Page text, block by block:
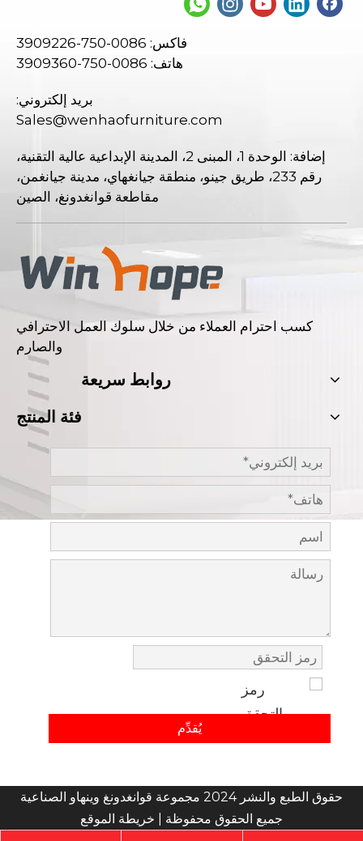
فاكس: 0086-750-3909226
هاتف: 0086-750-3909360
بريد إلكتروني:
Sales@wenhaofurniture.com
إضافة: الوحدة 1، المبنى 2، المدينة الإبداعية عالية التقنية،
رقم 233، طريق جينو، منطقة جيانغهاي، مدينة جيانغمن،
مقاطعة قوانغدونغ، الصين
كسب احترام العملاء من خلال سلوك العمل الاحترافي
والصارم
روابط سريعة
فئة المنتج
يُقدِّم
حقوق الطبع والنشر 2024 مجموعة قوانغدونغ وينهاو الصناعية
جميع الحقوق محفوظة | خريطة الموقع